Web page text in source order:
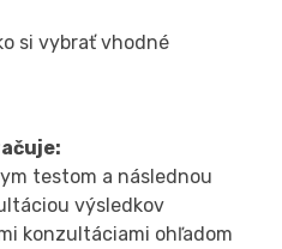
si vybrať vhodné
testom a následnou
výsledkov
konzultáciami ohľadom